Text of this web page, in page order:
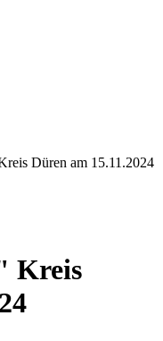
Düren am 15.11.2024
Kreis